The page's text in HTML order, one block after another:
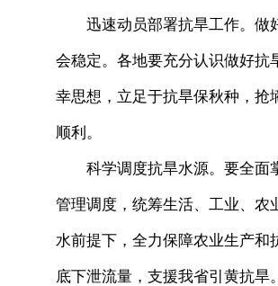
迅速动员部署抗旱工作。做好
会稳定。各地要充分认识做好抗
幸思想，立足于抗旱保秋种，抢
顺利。
科学调度抗旱水源。要全面掌
管理调度，统筹生活、工业、农
水前提下，全力保障农业生产和
底下泄流量，支援我省引黄抗